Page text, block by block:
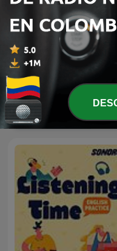
Música Zen para
y meditar || Conecta
uno mismo